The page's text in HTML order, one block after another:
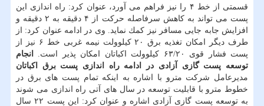
قسمتی از خط ۴ را نیز فراهم می آورد، عنوان كرد: راه اندازی این
پست می تواند به كاهش سرفاصله حركت از ۴ دقیقه به ۲ دقیقه و
افزایش جابه جایی مسافر نیز كمك نماید. وی در ادامه عنوان كرد: از
طرف دیگر امكان تغذیه برق ۲۰ كیلوولت نیمه غربی خط ۶ نیز از
پست فشار قوی ۶۳/۲۰ كیلوولت اكباتان امكان پذیر است.
انجام
توسعه پست گازی آزادی در ادامه راه اندازی پست برق اكباتان
مدیرعامل شركت مترو با اشاره به اینكه تمام پست های برق در
خطوط مترو با قابلیت توسعه در سال های آتی راه اندازی می شوند
به توسعه پست گازی آزادی اشاره و عنوان كرد: این پست ۲۲ سال